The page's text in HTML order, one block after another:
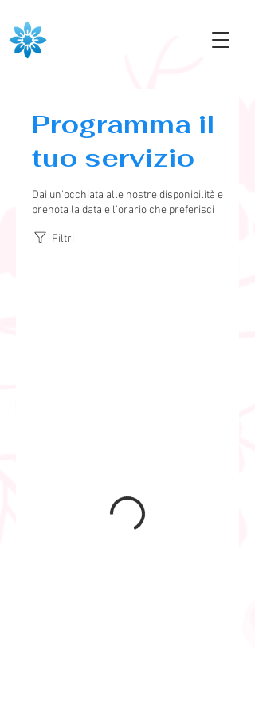
Programma il
tuo servizio
Dai un'occhiata alle nostre disponibilità e
prenota la data e l'orario che preferisci
Filtri